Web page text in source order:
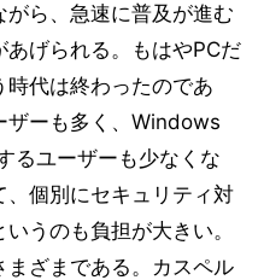
ら、急速に普及が進む
げられる。もはやPCだ
代は終わったのであ
ザーも多く、Windows
るユーザーも少なくな
個別にセキュリティ対
うのも負担が大きい。
ざまである。カスペル